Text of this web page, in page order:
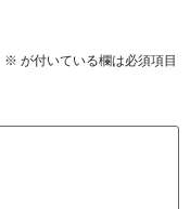
※ が付いている欄は必須項目